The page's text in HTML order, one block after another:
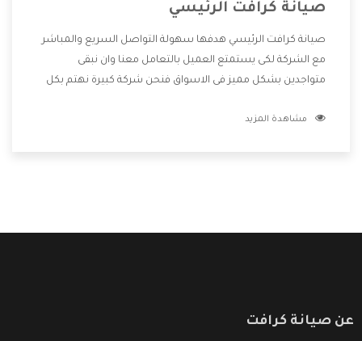
صيانة كرافت الرئيسي
صيانة كرافت الرئيسي هدفها سهولة التواصل السريع والمباشر
مع الشركة لكى يستمتع العميل بالتعامل معنا وان نبقى
متواجدين بشكل مميز فى الاسواق فنحن شركة كبيرة نهتم بكل
الشركة بها والتى تكون منها خدمة الصيانة التى تكون من أهم
مشاهدة المزيد
عن صيانة كرافت